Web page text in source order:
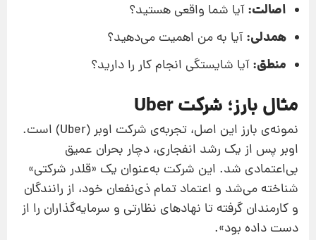
اصالت:آیا شما واقعی هستید؟
همدلی:آیا به من اهمیت می‌دهید؟
منطق:آیا شایستگی انجام کار را دارید؟
مثال بارز؛ شرکت Uber
نمونه‌ی بارز این اصل، تجربه‌ی شرکت اوبر (Uber) است.
اوبر پس از یک رشد انفجاری، دچار بحران عمیق
بی‌اعتمادی شد. این شرکت به‌عنوان یک «قلدر شرکتی»
شناخته می‌شد و اعتماد تمام ذی‌نفعان خود، از رانندگان
و کارمندان گرفته تا نهادهای نظارتی و سرمایه‌گذاران را از
دست داده بود».